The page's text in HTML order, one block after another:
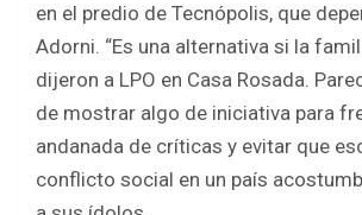
en el predio de Tecnópolis, que
Adorni. “Es una alternativa si la
dijeron a LPO en Casa Rosada.
de mostrar algo de iniciativa para
andanada de críticas y evitar que
conflicto social en un país